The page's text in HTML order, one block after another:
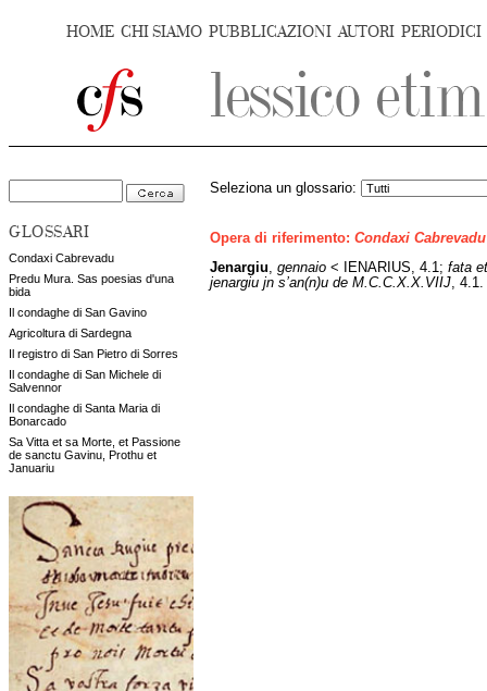
HOME CHI SIAMO PUBBLICAZIONI AUTORI PERIODICI
GLOSSARI
Condaxi Cabrevadu
Predu Mura. Sas poesias d'una
bida
Il condaghe di San Gavino
Agricoltura di Sardegna
Il registro di San Pietro di Sorres
Il condaghe di San Michele di
Salvennor
Il condaghe di Santa Maria di
Bonarcado
Sa Vitta et sa Morte, et Passione
de sanctu Gavinu, Prothu et
Januariu
Seleziona un glossario:
Opera di riferimento: Condaxi Cabrevadu
Jenargiu
gennaio < IENARIUS , 4.1; fata
jenargiu jn s’an(n)u de M.C.C.X.X.VIIJ , 4.1.